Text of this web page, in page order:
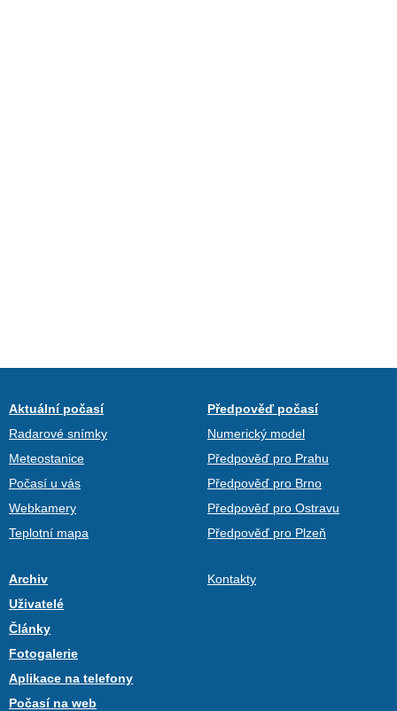
Aktuální počasí
Radarové snímky
Meteostanice
Počasí u vás
Webkamery
Teplotní mapa
Předpověď počasí
Numerický model
Předpověď pro Prahu
Předpověď pro Brno
Předpověď pro Ostravu
Předpověď pro Plzeň
Archiv
Uživatelé
Články
Fotogalerie
Aplikace na telefony
Počasí na web
Kontakty